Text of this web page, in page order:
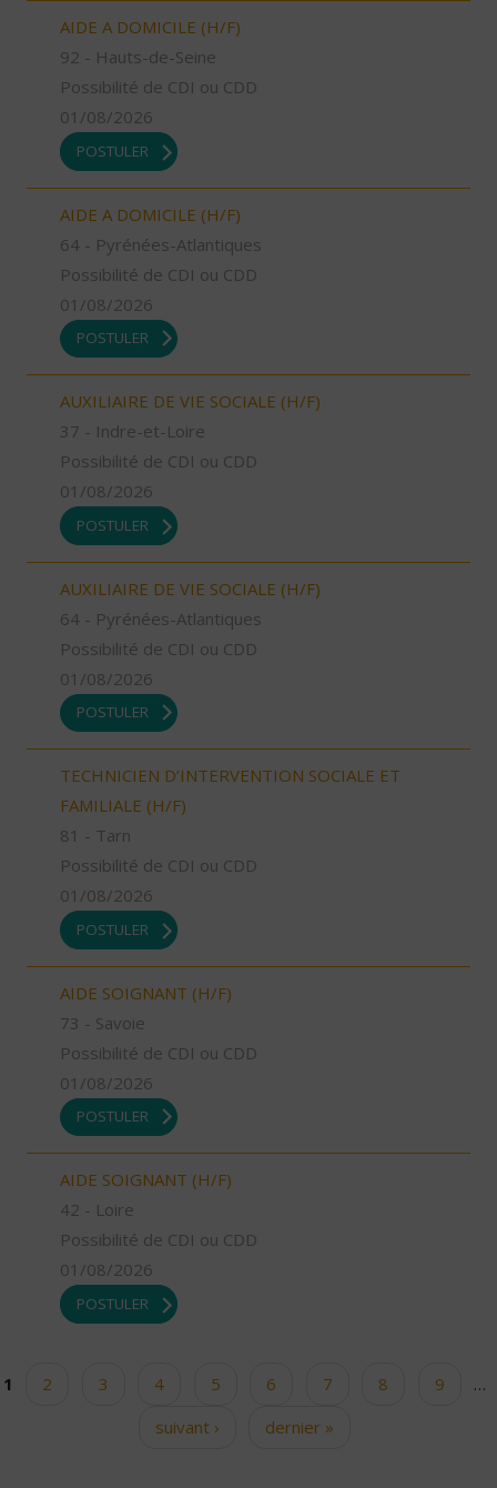
AIDE A DOMICILE (H/F)
92 - Hauts-de-Seine
Possibilité de CDI ou CDD
01/08/2026
POSTULER
AIDE A DOMICILE (H/F)
64 - Pyrénées-Atlantiques
Possibilité de CDI ou CDD
01/08/2026
POSTULER
AUXILIAIRE DE VIE SOCIALE (H/F)
37 - Indre-et-Loire
Possibilité de CDI ou CDD
01/08/2026
POSTULER
AUXILIAIRE DE VIE SOCIALE (H/F)
64 - Pyrénées-Atlantiques
Possibilité de CDI ou CDD
01/08/2026
POSTULER
TECHNICIEN D’INTERVENTION SOCIALE ET
FAMILIALE (H/F)
81 - Tarn
Possibilité de CDI ou CDD
01/08/2026
POSTULER
AIDE SOIGNANT (H/F)
73 - Savoie
Possibilité de CDI ou CDD
01/08/2026
POSTULER
AIDE SOIGNANT (H/F)
42 - Loire
Possibilité de CDI ou CDD
01/08/2026
POSTULER
Pages
1 2 3 4 5 6 7 8 9
…
suivant ›
dernier »